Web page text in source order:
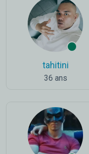
tahitini
36 ans